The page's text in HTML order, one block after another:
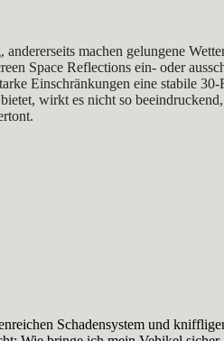
machen gelungene
Space Reflections ein- oder
Einschränkungen eine stabile
wirkt es nicht so
Schadensystem und